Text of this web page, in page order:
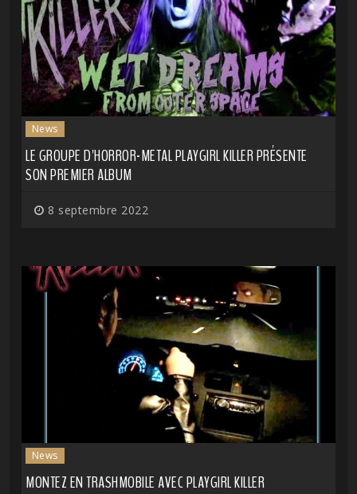
News
LE GROUPE D'HORROR-METAL PLAYGIRL KILLER PRÉSENTE
SON PREMIER ALBUM
8 septembre 2022
News
MONTEZ EN TRASHMOBILE AVEC PLAYGIRL KILLER